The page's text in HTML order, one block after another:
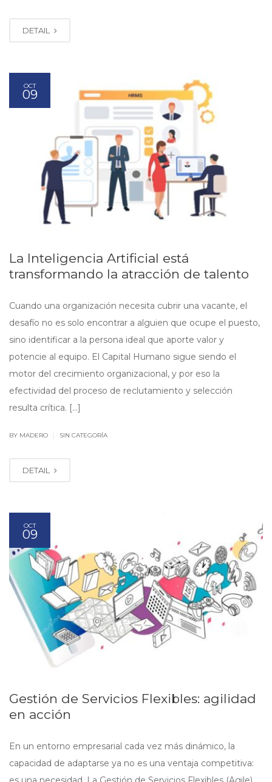
DETAIL
OCT
09
La Inteligencia Artificial está
transformando la atracción de talento
Cuando una organización necesita cubrir una vacante, el
desafío no es solo encontrar a alguien que ocupe el puesto,
sino identificar a la persona ideal que aporte valor y
potencie al equipo. El Capital Humano sigue siendo el
motor del crecimiento organizacional, y por eso la
efectividad del proceso de reclutamiento y selección
resulta crítica. […]
BY MADERO SIN CATEGORÍA
DETAIL
OCT
09
Gestión de Servicios Flexibles: agilidad
en acción
En un entorno empresarial cada vez más dinámico, la
capacidad de adaptarse ya no es una ventaja competitiva: